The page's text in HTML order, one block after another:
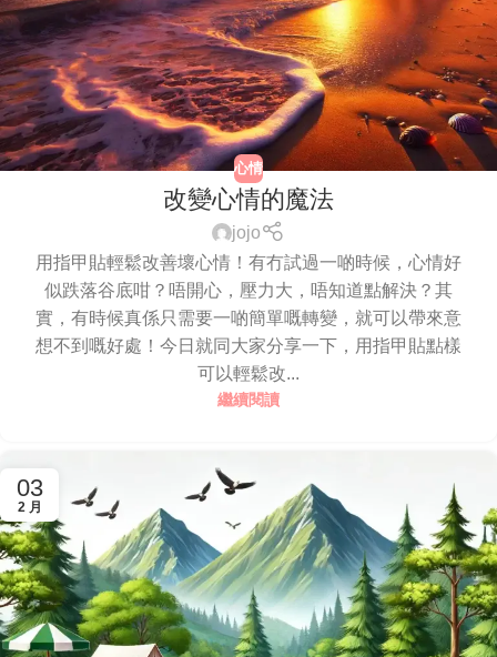
心情
改變心情的魔法
jojo
用指甲貼輕鬆改善壞心情！有冇試過一啲時候，心情好
似跌落谷底咁？唔開心，壓力大，唔知道點解決？其
實，有時候真係只需要一啲簡單嘅轉變，就可以帶來意
想不到嘅好處！今日就同大家分享一下，用指甲貼點樣
可以輕鬆改...
繼續閱讀
03
2 月